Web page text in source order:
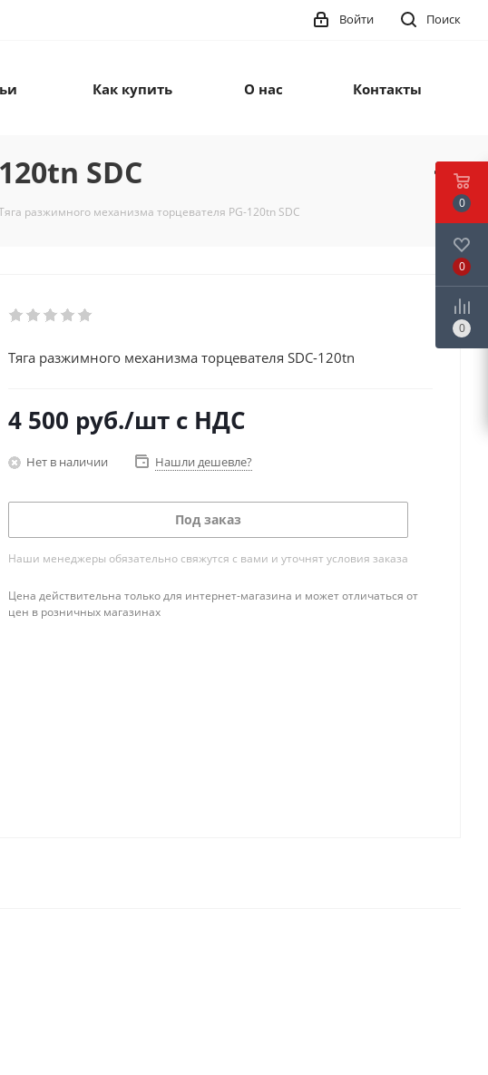
Поиск
Войти
Как купить О нас Контакты
SDC
разжимного механизма торцевателя PG-120tn SDC
Тяга разжимного механизма торцевателя SDC-120tn
4 500 руб./шт с НДС
Нет в наличии Нашли дешевле?
Под заказ
Наши менеджеры обязательно свяжутся с вами и уточнят условия заказа
Цена действительна только для интернет-магазина и может отличаться от
цен в розничных магазинах
0
0
0